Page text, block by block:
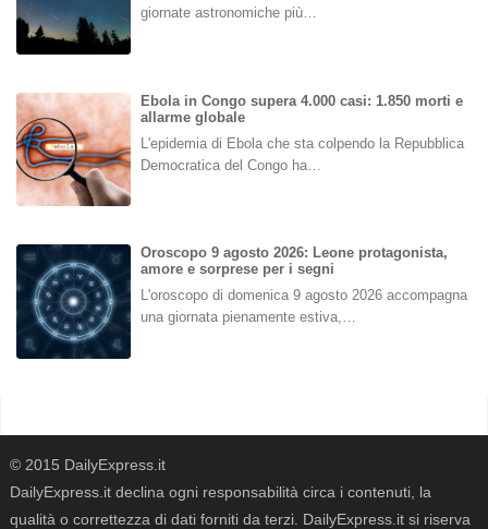
giornate astronomiche più…
Ebola in Congo supera 4.000 casi: 1.850 morti e
allarme globale
L'epidemia di Ebola che sta colpendo la Repubblica
Democratica del Congo ha…
Oroscopo 9 agosto 2026: Leone protagonista,
amore e sorprese per i segni
L'oroscopo di domenica 9 agosto 2026 accompagna
una giornata pienamente estiva,…
© 2015 DailyExpress.it
DailyExpress.it declina ogni responsabilità circa i contenuti, la
qualità o correttezza di dati forniti da terzi. DailyExpress.it si riserva